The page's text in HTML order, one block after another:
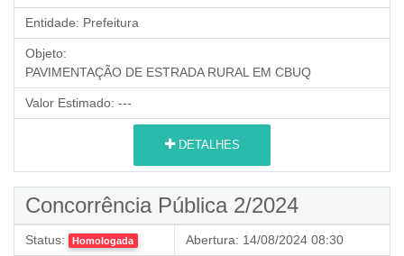
Entidade: Prefeitura
Objeto:
PAVIMENTAÇÃO DE ESTRADA RURAL EM CBUQ
Valor Estimado: ---
DETALHES
Concorrência Pública 2/2024
Status: Homologada Abertura: 14/08/2024 08:30